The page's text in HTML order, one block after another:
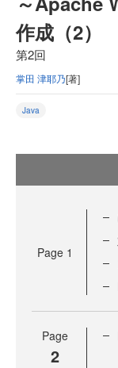
作成（2）
第2回
掌田 津耶乃[著]
Java
Page 1
Page
2